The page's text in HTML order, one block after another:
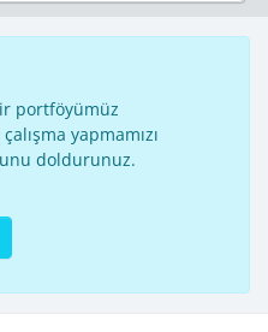
portföyümüz
yapmamızı
doldurunuz.